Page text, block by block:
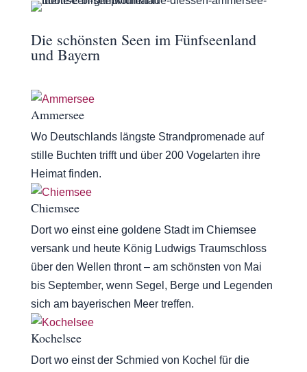
Die schönsten Seen im Fünfseenland
und Bayern
Ammersee
Wo Deutschlands längste Strandpromenade auf
stille Buchten trifft und über 200 Vogelarten ihre
Heimat finden.
Chiemsee
Dort wo einst eine goldene Stadt im Chiemsee
versank und heute König Ludwigs Traumschloss
über den Wellen thront – am schönsten von Mai
bis September, wenn Segel, Berge und Legenden
sich am bayerischen Meer treffen.
Kochelsee
Dort wo einst der Schmied von Kochel für die